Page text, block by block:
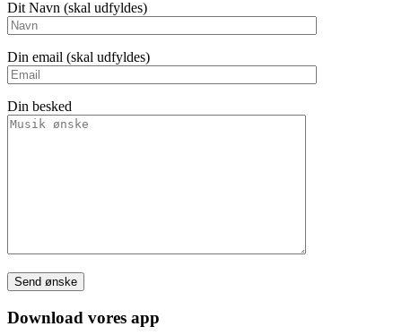
Dit Navn (skal udfyldes)
Din email (skal udfyldes)
Din besked
Please leave this field empty.
Download vores app